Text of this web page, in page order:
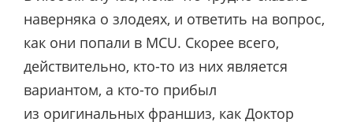
наверняка о злодеях, и ответить на вопрос,
как они попали в MCU. Скорее всего,
действительно, кто-то из них является
вариантом, а кто-то прибыл
из оригинальных франшиз, как Доктор